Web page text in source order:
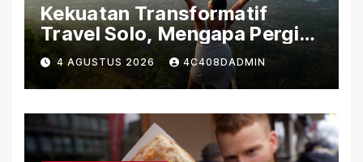
Kekuatan Transformatif
Travel Solo, Mengapa Pergi
Sendiri Bisa Mengubah Hidup
4 AGUSTUS 2026 4C408DADMIN